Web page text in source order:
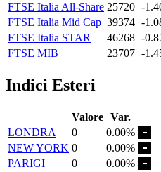
FTSE Italia All-Share 25720 -
FTSE Italia Mid Cap 39374 -
FTSE Italia STAR
46268 -
FTSE MIB
23707 -
Indici Esteri
Valore Var.
LONDRA
0
0.00%
NEW YORK 0
0.00%
PARIGI
0
0.00%